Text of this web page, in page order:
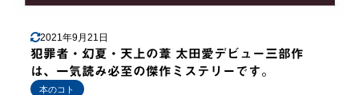
2021年9月21日
犯罪者・幻夏・天上の葦 太田愛デビュー三部作
は、一気読み必至の傑作ミステリーです。
本のコト